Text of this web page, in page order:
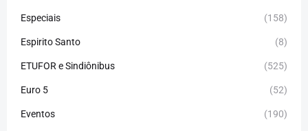
Especiais (158)
Espirito Santo (8)
ETUFOR e Sindiônibus (525)
Euro 5 (52)
Eventos (190)